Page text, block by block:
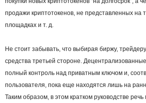
продажи криптотокенов, не представленных на
площадках и т. д.
Не стоит забывать, что выбирая биржу,
средства третьей стороне.
полный контроль над приватным ключом и,
пользователя, пока еще находятся лишь на
Таким образом, в этом кратком руководстве